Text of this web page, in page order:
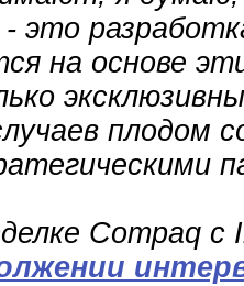
это
на основе
плодом
Compaq